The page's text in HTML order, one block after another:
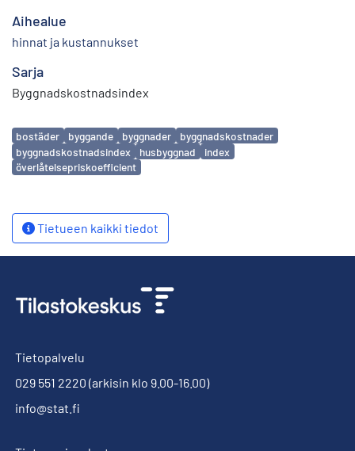
Aihealue
hinnat ja kustannukset
Sarja
Byggnadskostnadsindex
Avainsanat
bostäder byggande byggnader
byggnadskostnader
byggnadskostnadsindex
husbyggnad
index
överlåtelsepriskoefficient
Tietueen kaikki tiedot
Tietopalvelu
029 551 2220 (arkisin klo 9.00-16.00)
info@stat.fi